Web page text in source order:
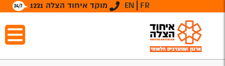
מוקד איחוד הצלה 1221 EN FR